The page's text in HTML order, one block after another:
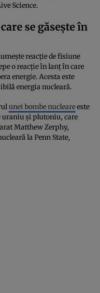
Science.
se găsește în
reacție de fisiune
o reacție în lanț în care
energie. Acesta este
energia nucleară.
unei bombe nucleareeste
și plutoniu, care
Matthew Zerphy,
la Penn State,